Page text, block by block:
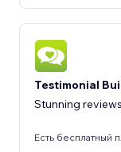
Testimonial
Stunning
Есть бесплатный